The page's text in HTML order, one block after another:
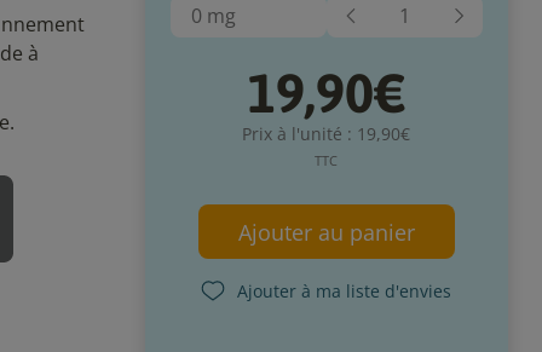
à
0 mg
19,90€
Prix à l'unité : 19,90€
TTC
Ajouter au panier
Ajouter à ma liste d'envies